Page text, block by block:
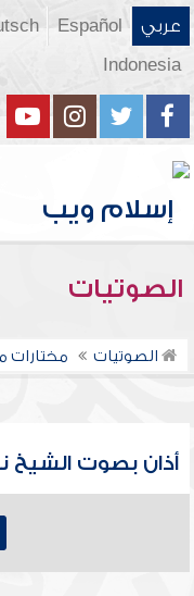
عربي Español
Indonesia
الصوتيات
الصوتيات مختارات
أذان بصوت الشيخ